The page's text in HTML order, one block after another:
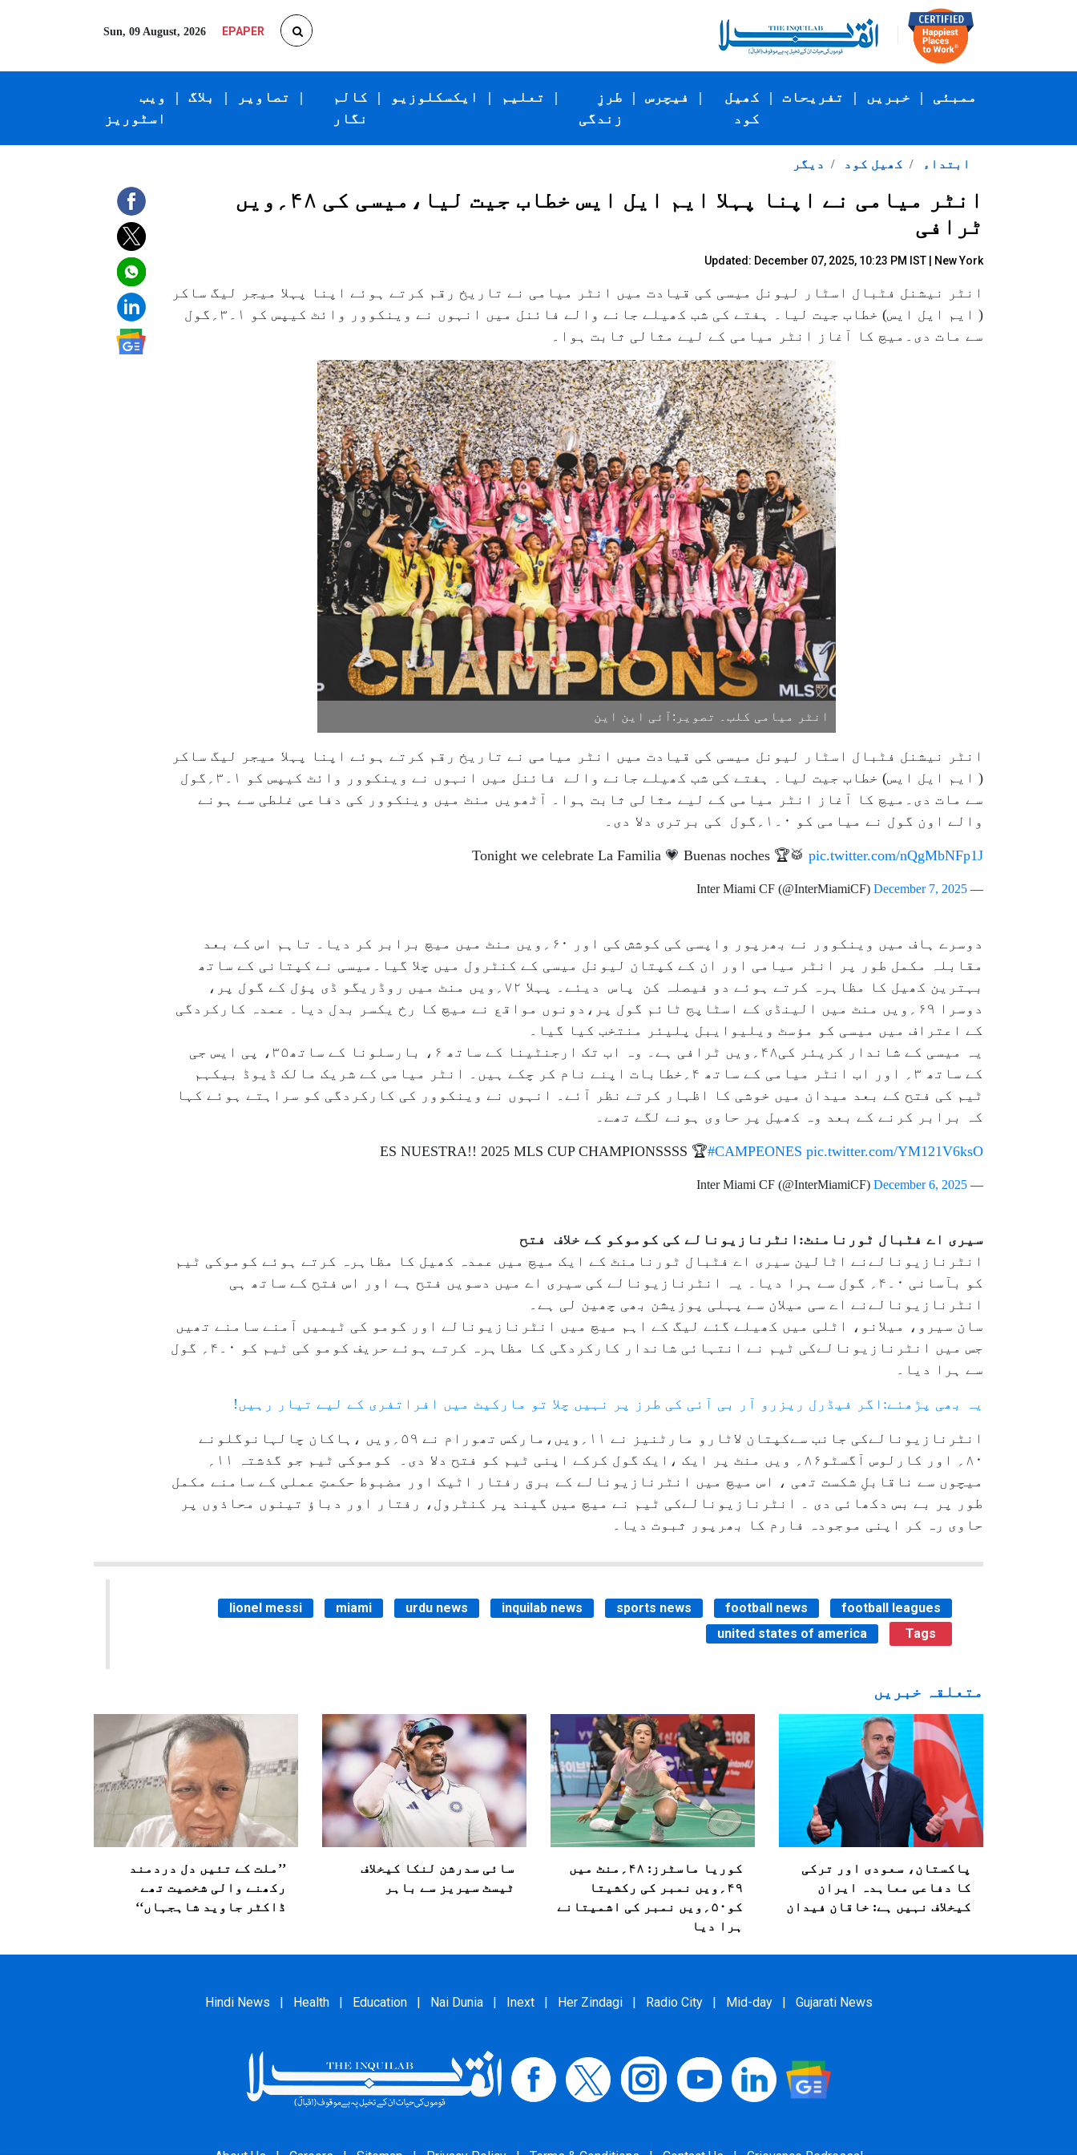
Sun, 09 August, 2026 EPAPER
ویب
اسٹوریز
| بلاگ | تصاویر |
کالم
نگار
| ایکسکلوزیو | تعلیم |
طرزِ
زندگی
| فیچرس |
کھیل
کود
| تفریحات | خبریں | ممبئی
دیگر کھیل کود ابتداء
انٹر میامی نے اپنا پہلا ایم ایل ایس خطاب جیت لیا،میسی کی ۴۸؍ویں
ٹرافی
Updated: December 07, 2025, 10:23 PM IST | New York
انٹر نیشنل فٹبال اسٹار لیونل میسی کی قیادت میں انٹر میامی نے تاریخ رقم کرتے ہوئے اپنا پہلا میجر لیگ ساکر
( ایم ایل ایس) خطاب جیت لیا۔ ہفتے کی شب کھیلے جانے والے فائنل میں انہوں نے وینکوور وائٹ کیپس کو ۱۔۳؍گول
سے مات دی۔میچ کا آغاز انٹر میامی کے لیے مثالی ثابت ہوا۔
انٹر میامی کلب۔ تصویر:آئی این این
انٹر نیشنل فٹبال اسٹار لیونل میسی کی قیادت میں انٹر میامی نے تاریخ رقم کرتے ہوئے اپنا پہلا میجر لیگ ساکر
( ایم ایل ایس) خطاب جیت لیا۔ ہفتے کی شب کھیلے جانے والے فائنل میں انہوں نے وینکوور وائٹ کیپس کو ۱۔۳؍گول
سے مات دی۔میچ کا آغاز انٹر میامی کے لیے مثالی ثابت ہوا۔ آٹھویں منٹ میں وینکوور کی دفاعی غلطی سے ہونے
والے اون گول نے میامی کو ۰۔۱؍گول کی برتری دلا دی۔
Tonight we celebrate La Familia 💗 Buenas noches 🏆🥁 pic.twitter.com/nQgMbNFp1J
— Inter Miami CF (@InterMiamiCF)
December 7, 2025
دوسرے ہاف میں وینکوور نے بھرپور واپسی کی کوشش کی اور ۶۰؍ویں منٹ میں میچ برابر کر دیا۔ تاہم اس کے بعد
مقابلہ مکمل طور پر انٹر میامی اور ان کے کپتان لیونل میسی کے کنٹرول میں چلا گیا۔میسی نے کپتانی کے ساتھ
بہترین کھیل کا مظاہرہ کرتے ہوئے دو فیصلہ کن پاس دیئے۔ پہلا ۷۲؍ویں منٹ میں روڈریگو ڈی پؤل کے گول پر،
دوسرا ۶۹؍ویں منٹ میں الینڈی کے اسٹاپج ٹائم گول پر،دونوں مواقع نے میچ کا رخ یکسر بدل دیا۔ عمدہ کارکردگی
کے اعتراف میں میسی کو مؤسٹ ویلیوایبل پلیئر منتخب کیا گیا۔
یہ میسی کے شاندار کریئر کی۴۸؍ویں ٹرافی ہے۔ وہ اب تک ارجنٹینا کے ساتھ ۶، بارسلونا کے ساتھ۳۵، پی ایس جی
کے ساتھ ۳؍ اور اب انٹر میامی کے ساتھ ۴؍خطابات اپنے نام کر چکے ہیں۔ انٹر میامی کے شریک مالک ڈیوڈ بیکہم
ٹیم کی فتح کے بعد میدان میں خوشی کا اظہار کرتے نظر آئے۔ انہوں نے وینکوور کی کارکردگی کو سراہتے ہوئے کہا
کہ برابر کرنے کے بعد وہ کھیل پر حاوی ہونے لگے تھے۔
ES NUESTRA!! 2025 MLS CUP CHAMPIONSSSS 🏆#CAMPEONES pic.twitter.com/YM121V6ksO
— Inter Miami CF (@InterMiamiCF)
December 6, 2025
سیری اے فٹبال ٹورنامنٹ:انٹرنازیونالے کی کوموکو کے خلاف فتح
انٹرنازیونالےنے اٹالین سیری اے فٹبال ٹورنامنٹ کے ایک میچ میں عمدہ کھیل کا مظاہرہ کرتے ہوئے کوموکی ٹیم
کو بآسانی ۰۔۴؍ گول سے ہرا دیا۔ یہ انٹرنازیونالے کی سیری اے میں دسویں فتح ہے اور اس فتح کے ساتھ ہی
انٹرنازیونالےنے اے سی میلان سے پہلی پوزیشن بھی چھین لی ہے۔
سان سیرو، میلانو، اٹلی میں کھیلے گئے لیگ کے اہم میچ میں انٹرنازیونالے اور کومو کی ٹیمیں آمنے سامنے تھیں
جس میں انٹرنازیونالےکی ٹیم نے انتہائی شاندار کارکردگی کا مظاہرہ کرتے ہوئے حریف کومو کی ٹیم کو ۰۔۴؍ گول
سے ہرا دیا۔
یہ بھی پڑھئے:اگر فیڈرل ریزرو آر بی آئی کی طرز پر نہیں چلا تو مارکیٹ میں افراتفری کے لیے تیار رہیں!
انٹرنازیونالےکی جانب سےکپتان لاٹارو مارٹنیز نے ۱۱؍ویں،مارکس تھورام نے ۵۹؍ویں ،ہاکان چالہانوگلونے
۸۰؍ اور کارلوس آگسٹو۸۶؍ ویں منٹ پر ایک ،ایک گول کرکے اپنی ٹیم کو فتح دلا دی۔ کوموکی ٹیم جو گذشتہ ۱۱؍
میچوں سے ناقابلِ شکست تھی ، اس میچ میں انٹرنازیونالے کے برق رفتار اٹیک اور مضبوط حکمتِ عملی کے سامنے مکمل
طور پر بے بس دکھائی دی ۔ انٹرنازیونالےکی ٹیم نے میچ میں گیند پر کنٹرول، رفتار اور دباؤ تینوں محاذوں پر
حاوی رہ کر اپنی موجودہ فارم کا بھرپور ثبوت دیا۔
lionel messi miami urdu news inquilab news sports news football news
football leagues
united states of america
Tags
متعلقہ خبریں
پاکستان، سعودی اور ترکی
کا دفاعی معاہدہ ایران
کیخلاف نہیں ہے: خاقان فیدان
کوریا ماسٹرز: ۴۸؍منٹ میں
۴۹؍ویں نمبر کی رکشیتا
کو۵۰؍ویں نمبر کی اشمیتانے
ہرا دیا
سائی سدرشن لنکا کیخلاف
ٹیسٹ سیریز سے باہر
’’ملت کے تئیں دل دردمند
رکھنے والی شخصیت تھے
ڈاکٹر جاوید شاہجہاں‘‘
Hindi News | Health | Education | Nai Dunia | Inext | Her Zindagi | Radio City | Mid-day | Gujarati News